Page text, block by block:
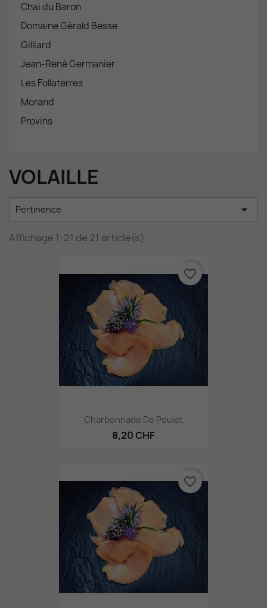
Chai du Baron
Domaine Gérald Besse
Gilliard
Jean-René Germanier
Les Follaterres
Morand
Provins
VOLAILLE
Pertinence 
Affichage 1-21 de 21 article(s)
Charbonnade De Poulet
8,20 CHF
favorite_border
favorite_border